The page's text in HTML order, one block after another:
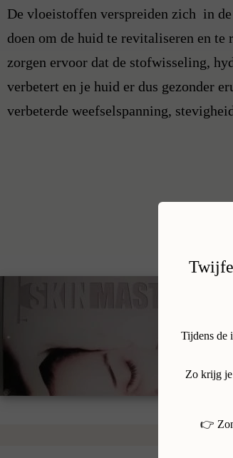
De vloeistoffen verspreiden zich in
doen om de huid te revitaliseren en te
zorgen ervoor dat de stofwisseling,
verbetert en je huid er dus gezonder
verbeterde weefselspanning,
Tijdens de
Zo krijg
👉